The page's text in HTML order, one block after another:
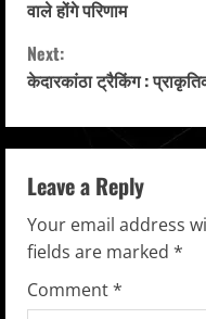
n
t
i
n
u
e
वाले होंगे परिणाम
Next:
केदारकांठा ट्रैकिंग :
Leave a Reply
Your email address
fields are marked *
Comment*